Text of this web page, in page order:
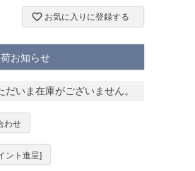
お気に入りに登録する
お知らせ
いま在庫がございません。
わせ
ント進呈]